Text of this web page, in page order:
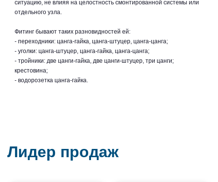
ситуацию, не влияя на целостность смонтированной системы или
отдельного узла.
Фитинг бывают таких разновидностей ей:
- переходники: цанга-гайка, цанга-штуцер, цанга-цанга;
- уголки: цанга-штуцер, цанга-гайка, цанга-цанга;
- тройники: две цанги-гайка, две цанги-штуцер, три цанги;
крестовина;
- водорозетка цанга-гайка.
Лидер продаж